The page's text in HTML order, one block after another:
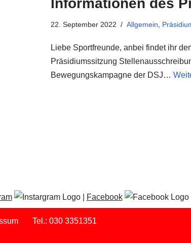
Informationen des
22. September 2022 Allgemein
Liebe Sportfreunde, anbei findet ihr
Präsidiumssitzung
Bewegungskampagne der DSJ…
| Facebook |
Tel.: 030 3351351